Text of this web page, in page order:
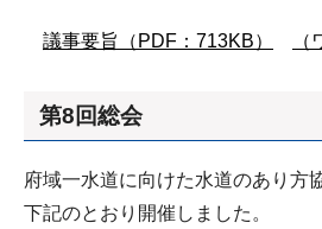
議事要旨（PDF：713KB）
第8回総会
府域一水道に向けた水道のあり
下記のとおり開催しました。